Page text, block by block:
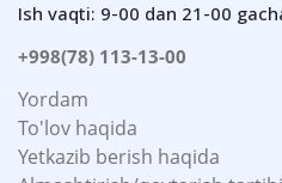
Ish vaqti: 9-00 dan 21-00
+998(78) 113-13-00
Yordam
To'lov haqida
Yetkazib berish haqida